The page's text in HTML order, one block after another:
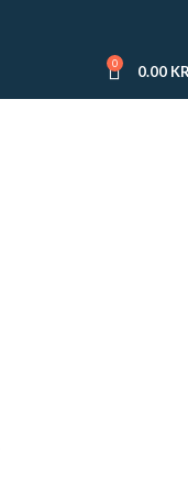
0 0.00